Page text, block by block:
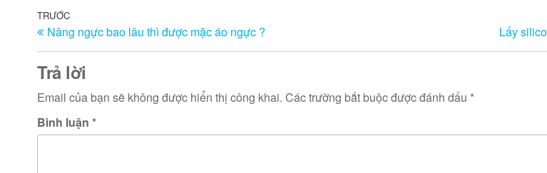
Điều
hướng
bài
viết
Bài
trước
TRƯỚC
Nâng ngực bao lâu thì được mặc áo ngực ? Lấy
Trả lời
Email của bạn sẽ không được hiển thị công khai. Các trường bắt buộc được đánh dấu *
Bình luận *